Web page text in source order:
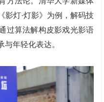
影灯·灯影》为例，解码技
过算法解构皮影戏光影语
年轻化表达。